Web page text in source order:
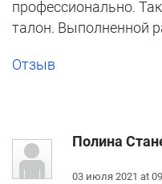
профессионально.
талон. Выполненной
Отзыв
Полина
03 июля 2021 at